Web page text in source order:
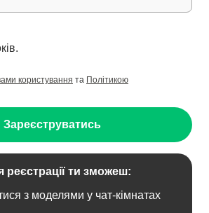
користування та Політикою
Зареєструватись
реєстрації ти зможеш:
з моделями у чат-кімнатах